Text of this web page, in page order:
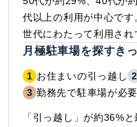
代以上の利用が中心で
世代にわたって利用され
月極駐車場を探すき
1 お住まいの引っ越し 2
3 勤務先で駐車場が必
「引っ越し」が約36%